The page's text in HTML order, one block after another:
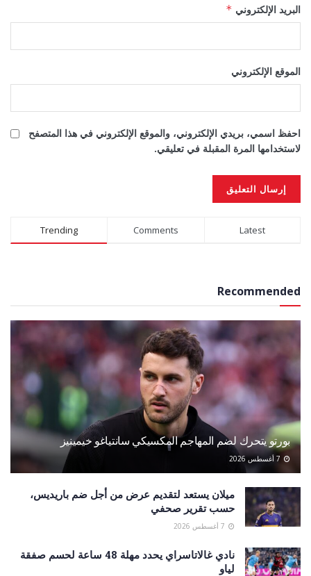
البريد الإلكتروني *
الموقع الإلكتروني
احفظ اسمي، بريدي الإلكتروني، والموقع الإلكتروني في هذا المتصفح
لاستخدامها المرة المقبلة في تعليقي.
Alternative:
Trending Comments Latest
Recommended
بورتو يتحرك لضم المهاجم المكسيكي سانتياغو خيمينيز
ميلان يستعد لتقديم عرض من أجل ضم باريديس،
حسب تقرير صحفي
نادي غالاتاسراي يحدد مهلة 48 ساعة لحسم صفقة
لياو